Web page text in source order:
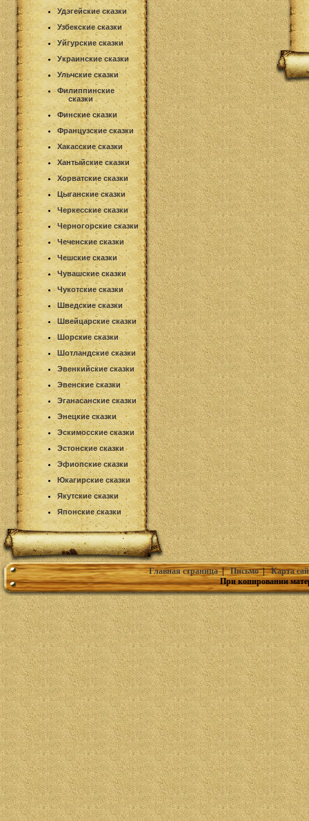
Удэгейские сказки
Узбекские сказки
Уйгурские сказки
Украинские сказки
Ульчские сказки
Филиппинские
сказки
Финские сказки
Французские сказки
Хакасские сказки
Хантыйские сказки
Хорватские сказки
Цыганские сказки
Черкесские сказки
Черногорские сказки
Чеченские сказки
Чешские сказки
Чувашские сказки
Чукотские сказки
Шведские сказки
Швейцарские сказки
Шорские сказки
Шотландские сказки
Эвенкийские сказки
Эвенские сказки
Эганасанские сказки
Энецкие сказки
Эскимосские сказки
Эстонские сказки
Эфиопские сказки
Юкагирские сказки
Якутские сказки
Японские сказки
Главная страница|Письмо|Карта
При копировании